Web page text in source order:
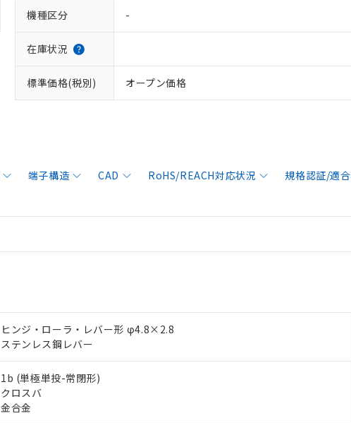
機種区分 -
在庫状況
標準価格(税別) オープン価格
端子構造 CAD RoHS/REACH対応状況 規格認証/適
ヒンジ・ローラ・レバー形 φ4.8×2.8
ステンレス鋼レバー
1b (単極単投-常閉形)
クロスバ
金合金